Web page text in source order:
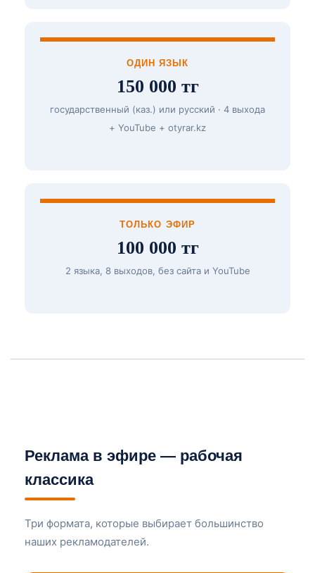
ОДИН ЯЗЫК
150 000 тг
государственный (каз.) или русский · 4 выхода
+ YouTube + otyrar.kz
ТОЛЬКО ЭФИР
100 000 тг
2 языка, 8 выходов, без сайта и YouTube
Реклама в эфире — рабочая
классика
Три формата, которые выбирает большинство
наших рекламодателей.